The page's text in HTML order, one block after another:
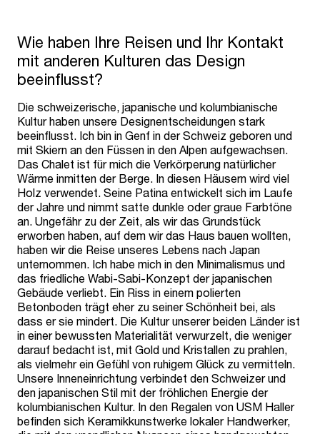
Wie haben Ihre Reisen und Ihr Kontakt
mit anderen Kulturen das Design
beeinflusst?
Die schweizerische, japanische und kolumbianische
Kultur haben unsere Designentscheidungen stark
beeinflusst. Ich bin in Genf in der Schweiz geboren und
mit Skiern an den Füssen in den Alpen aufgewachsen.
Das Chalet ist für mich die Verkörperung natürlicher
Wärme inmitten der Berge. In diesen Häusern wird viel
Holz verwendet. Seine Patina entwickelt sich im Laufe
der Jahre und nimmt satte dunkle oder graue Farbtöne
an. Ungefähr zu der Zeit, als wir das Grundstück
erworben haben, auf dem wir das Haus bauen wollten,
haben wir die Reise unseres Lebens nach Japan
unternommen. Ich habe mich in den Minimalismus und
das friedliche Wabi-Sabi-Konzept der japanischen
Gebäude verliebt. Ein Riss in einem polierten
Betonboden trägt eher zu seiner Schönheit bei, als
dass er sie mindert. Die Kultur unserer beiden Länder ist
in einer bewussten Materialität verwurzelt, die weniger
darauf bedacht ist, mit Gold und Kristallen zu prahlen,
als vielmehr ein Gefühl von ruhigem Glück zu vermitteln.
Unsere Inneneinrichtung verbindet den Schweizer und
den japanischen Stil mit der fröhlichen Energie der
kolumbianischen Kultur. In den Regalen von USM Haller
befinden sich Keramikkunstwerke lokaler Handwerker,